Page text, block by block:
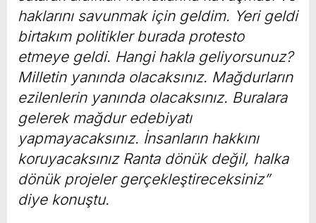
haklarını savunmak için geldim. Yeri geldi
birtakım politikler burada protesto
etmeye geldi. Hangi hakla geliyorsunuz?
Milletin yanında olacaksınız. Mağdurların
ezilenlerin yanında olacaksınız. Buralara
gelerek mağdur edebiyatı
yapmayacaksınız. İnsanların hakkını
koruyacaksınız Ranta dönük değil, halka
dönük projeler gerçekleştireceksiniz”
diye konuştu.